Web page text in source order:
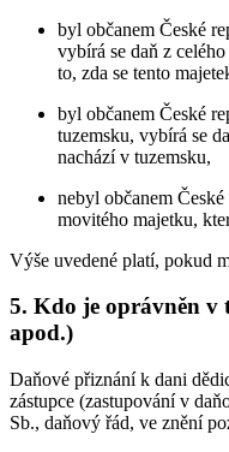
byl občanem České
vybírá se daň z
to, zda se tento
byl občanem České
tuzemsku, vybírá se
nachází v tuzemsku,
nebyl občanem
movitého majetku,
Výše uvedené platí, pokud
5. Kdo je oprávněn v
apod.)
Daňové přiznání k dani
zástupce (zastupování v
Sb., daňový řád, ve znění